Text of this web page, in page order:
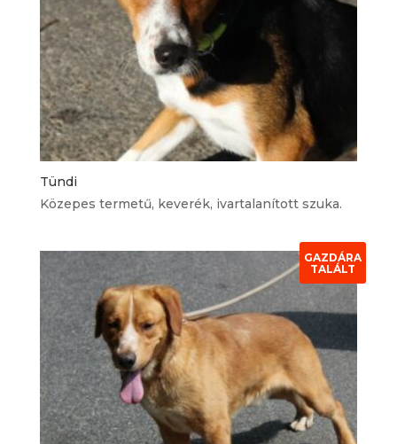
Tündi
Közepes termetű, keverék, ivartalanított szuka.
GAZDÁRA
TALÁLT